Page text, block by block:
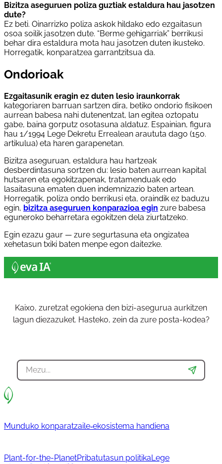
Bizitza aseguruen poliza guztiak estaldura hau jasotzen
dute?
Ez beti. Oinarrizko poliza askok hildako edo ezgaitasun
osoa soilik jasotzen dute. “Berme gehigarriak” berrikusi
behar dira estaldura mota hau jasotzen duten ikusteko.
Horregatik, konparatzea garrantzitsua da.
Ondorioak
Ezgaitasunik eragin ez duten lesio iraunkorrak
kategoriaren barruan sartzen dira, betiko ondorio fisikoen
aurrean babesa nahi dutenentzat, lan egitea oztopatu
gabe, baina gorputz osotasuna aldatuz. Espainian, figura
hau 1/1994 Lege Dekretu Errealean araututa dago (150.
artikulua) eta haren garapenetan.
Bizitza aseguruan, estaldura hau hartzeak
desberdintasuna sortzen du: lesio baten aurrean kapital
hutsaren eta egokitzapenak, tratamenduak edo
lasaitasuna ematen duen indemnizazio baten artean.
Horregatik, poliza ondo berrikusi eta, oraindik ez baduzu
egin, bizitza aseguruen konparazioa egin zure babesa
eguneroko beharretara egokitzen dela ziurtatzeko.
Egin ezazu gaur — zure segurtasuna eta ongizatea
xehetasun txiki baten menpe egon daitezke.
Kaixo, zuretzat egokiena den bizi-asegurua aurkitzen
lagun diezazuket. Hasteko, zein da zure posta-kodea?
Munduko konparatzaile‐ekosistema handiena
Plant-for-the-PlanetPribatutasun politikaLege